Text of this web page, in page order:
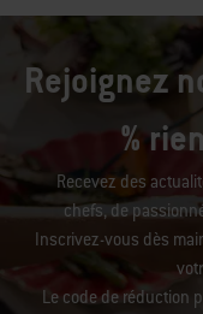
Rejoignez
%
Recevez des
chefs, de
Inscrivez-vous dès
Le code de réduction